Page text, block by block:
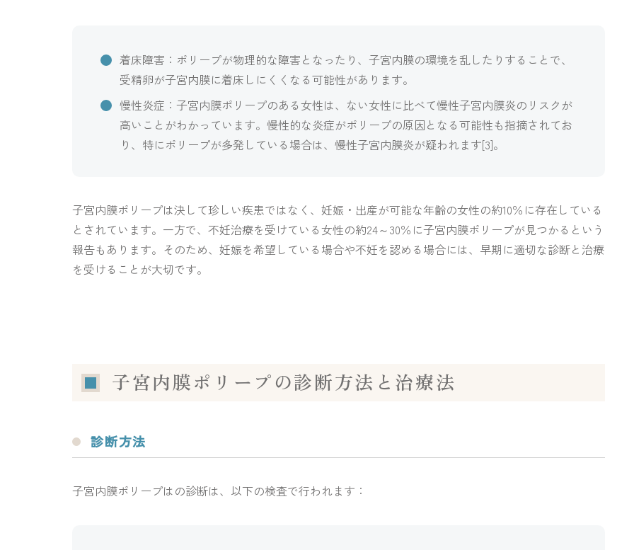
着床障害：ポリープが物理的な障害となったり、子宮内膜の環境を乱したりすることで、
受精卵が子宮内膜に着床しにくくなる可能性があります。
慢性炎症：子宮内膜ポリープのある女性は、ない女性に比べて慢性子宮内膜炎のリスクが
高いことがわかっています。慢性的な炎症がポリープの原因となる可能性も指摘されてお
り、特にポリープが多発している場合は、慢性子宮内膜炎が疑われます[3]。
子宮内膜ポリープは決して珍しい疾患ではなく、妊娠・出産が可能な年齢の女性の約10％に存在している
とされています。一方で、不妊治療を受けている女性の約24～30％に子宮内膜ポリープが見つかるという
報告もあります。そのため、妊娠を希望している場合や不妊を認める場合には、早期に適切な診断と治療
を受けることが大切です。
子宮内膜ポリープの診断方法と治療法
診断方法
子宮内膜ポリープはの診断は、以下の検査で行われます：